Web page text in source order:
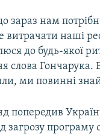
нам
витрачати наші
до будь-якої
слова Гончарука.
ми повинні
загрозу програму